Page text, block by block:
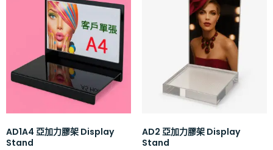
AD1A4 亞加力膠架 Display
Stand
AD2 亞加力膠架 Display
Stand